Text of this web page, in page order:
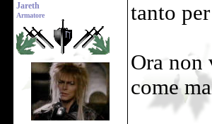
Jareth
Armatore tanto
Ora non
come